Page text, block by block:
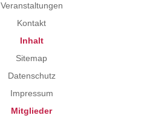
Veranstaltungen
Kontakt
Inhalt
Sitemap
Datenschutz
Impressum
Mitglieder